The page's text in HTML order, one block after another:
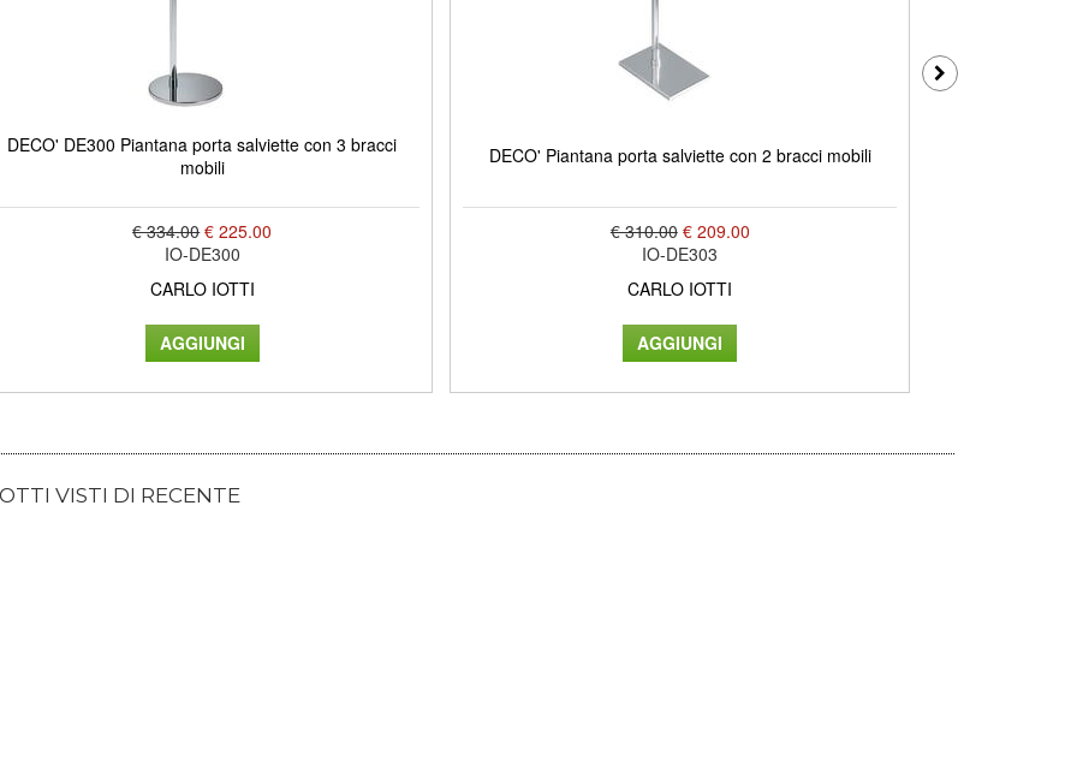
DECO' DE300 Piantana porta salviette con 3 bracci
mobili
€ 334.00 € 225.00
IO-DE300
CARLO IOTTI
DECO' Piantana porta salviette con 2 bracci mobili
€ 310.00 € 209.00
IO-DE303
CARLO IOTTI
VISTI DI RECENTE